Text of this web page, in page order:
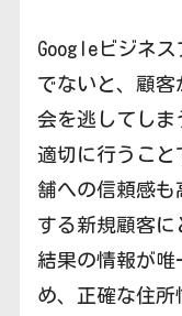
Googleビジネ
でないと、顧
会を逃してしま
適切に行うこと
舗への信頼感
する新規顧客に
結果の情報が唯
め、正確な住所